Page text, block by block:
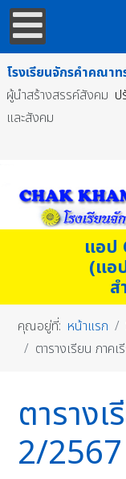
โรงเรียนจักรคำคณาท
ผู้นำสร้างสรรค์สังคม ป
และสังคม
แอป
(แอ
ส
คุณอยู่ที่: หน้าแรก
ตารางเรียน ภาค
ตาราง
2/2567